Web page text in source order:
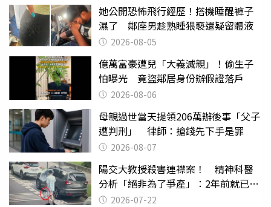
她公開恐怖飛行經歷！搭機睡醒褲子
濕了 鄰座男趁熟睡猥褻還疑留體液
2026-08-05
億萬富豪遭兒「大義滅親」！偷生子
怕曝光 竟盜鄰居身份辦假證落戶
2026-08-06
母親過世當天提領206萬辦後事「父子
遭判刑」 律師：搶錢先下手是罪
2026-08-07
陽交大教授殺害連襟案！ 精神科醫
分析「絕非為了爭產」：2年前就已言
行詭異
2026-07-22